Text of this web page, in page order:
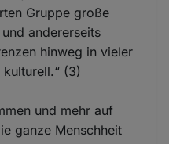
Gruppe große
andererseits
hinweg in vieler
(3)
und mehr auf
ganze Menschheit